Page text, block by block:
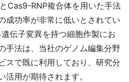
Cas9-RNP複合体を用いた手法
成功率が非常に低いとされてい
伝子変異を持つ細胞作製にお
手法は、当社のゲノム編集分野
スで既に利用しており、研究分
用が期待されます。